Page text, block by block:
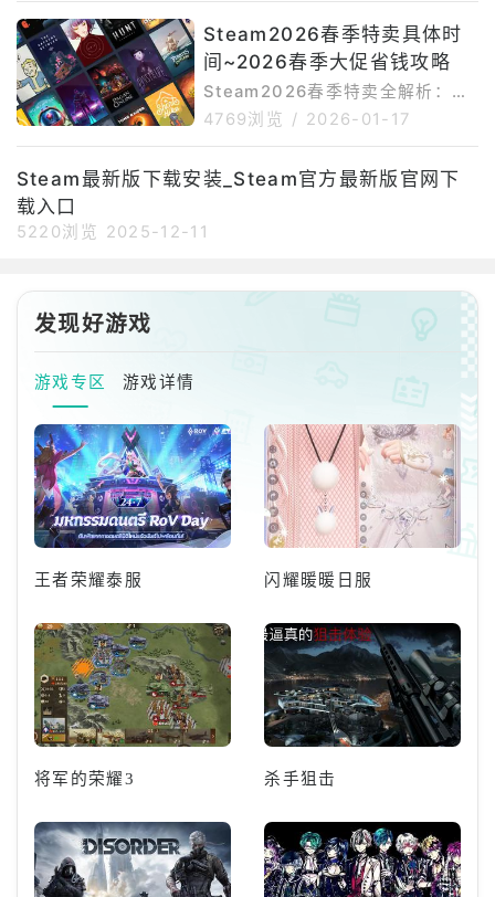
以直接下载SteamMobile3.10.
9；OurPlay页
够稳定，容易出现加载慢、下载中
断或页面无法打开的情况。其次是
谷歌环境依赖，部分安卓手机若缺
少GooglePlay服务，可能无法通
过谷歌商店正常下载安装或更新。
限管理较严格，手动安装时可能被
号，还可能因为网络
Steam2026春季特卖具体时
间~2026春季大促省钱攻略
Steam2026春季特卖全解析：3
月19日开启史低狂欢Steam2026
息），作为全年四大季节性大促的
愿望单的最佳时机。此次特卖延续
游戏，众多热门作品有望迎来新史
低。核心亮点：折扣与品类双在线
折扣力度拉满，3A大作领衔降
4769浏览 / 2026-01-17
Steam最新版下载安装_Steam官方最新版官网下
载入口
5220浏览 2025-12-11
发现好游戏
游戏专区 游戏详情
王者荣耀泰服 闪耀暖暖日服
将军的荣耀3 杀手狙击